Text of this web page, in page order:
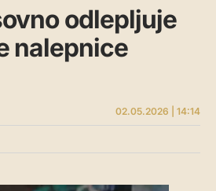
odlepljuje
nalepnice
02.05.2026 | 14:14